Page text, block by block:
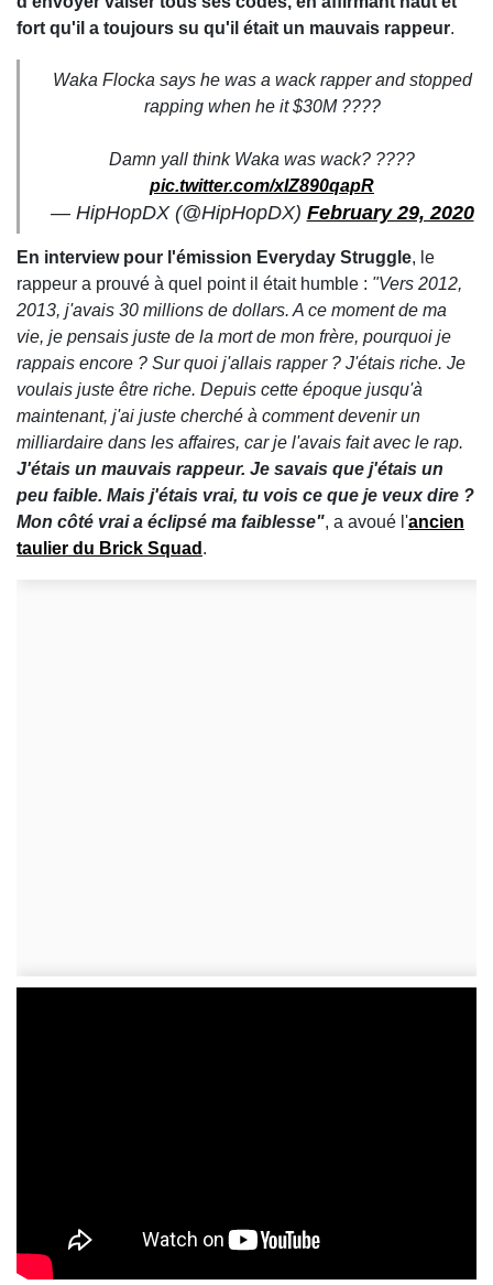
fort qu'il a toujours su qu'il était un mauvais rappeur.
Waka Flocka says he was a wack rapper and stopped
rapping when he it $30M ????
Damn yall think Waka was wack? ????
pic.twitter.com/xIZ890qapR
— HipHopDX (@HipHopDX) February 29, 2020
En interview pour l'émission Everyday Struggle, le
rappeur a prouvé à quel point il était humble : "Vers 2012,
2013, j'avais 30 millions de dollars. A ce moment de ma
vie, je pensais juste de la mort de mon frère, pourquoi je
rappais encore ? Sur quoi j'allais rapper ? J'étais riche. Je
voulais juste être riche. Depuis cette époque jusqu'à
maintenant, j'ai juste cherché à comment devenir un
milliardaire dans les affaires, car je l'avais fait avec le rap.
J'étais un mauvais rappeur. Je savais que j'étais un
peu faible. Mais j'étais vrai, tu vois ce que je veux dire ?
Mon côté vrai a éclipsé ma faiblesse", a avoué l'ancien
taulier du Brick Squad .